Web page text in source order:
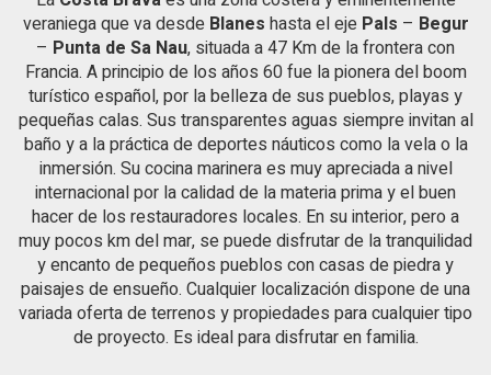
veraniega que va desde Blanes hasta el eje Pals – Begur
– Punta de Sa Nau, situada a 47 Km de la frontera con
Francia. A principio de los años 60 fue la pionera del boom
turístico español, por la belleza de sus pueblos, playas y
pequeñas calas. Sus transparentes aguas siempre invitan al
baño y a la práctica de deportes náuticos como la vela o la
inmersión. Su cocina marinera es muy apreciada a nivel
internacional por la calidad de la materia prima y el buen
hacer de los restauradores locales. En su interior, pero a
muy pocos km del mar, se puede disfrutar de la tranquilidad
y encanto de pequeños pueblos con casas de piedra y
paisajes de ensueño. Cualquier localización dispone de una
variada oferta de terrenos y propiedades para cualquier tipo
de proyecto. Es ideal para disfrutar en familia.
datos de uso que hacen los usuarios del servicio. Permiten
guardar la información de preferencia del usuario para
mejorar la calidad de nuestros servicios y para ofrecer una
mejor experiencia a través de productos recomendados.
Marketing y publicidad
Estas cookies son utilizadas para almacenar información
sobre las preferencias y elecciones personales del usuario
a través de la observación continuada de sus hábitos de
navegación. Gracias a ellas, podemos conocer los hábitos
de navegación en el sitio web y mostrar publicidad
relacionada con el perfil de navegación del usuario.